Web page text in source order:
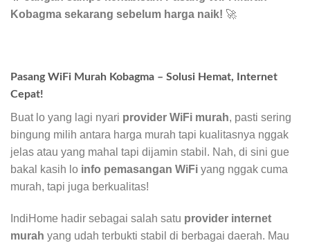
Kobagma sekarang sebelum harga naik! 🚀
Pasang WiFi Murah Kobagma – Solusi Hemat, Internet
Cepat!
Buat lo yang lagi nyari provider WiFi murah, pasti sering
bingung milih antara harga murah tapi kualitasnya nggak
jelas atau yang mahal tapi dijamin stabil. Nah, di sini gue
bakal kasih lo info pemasangan WiFi yang nggak cuma
murah, tapi juga berkualitas!
IndiHome hadir sebagai salah satu provider internet
murah yang udah terbukti stabil di berbagai daerah. Mau